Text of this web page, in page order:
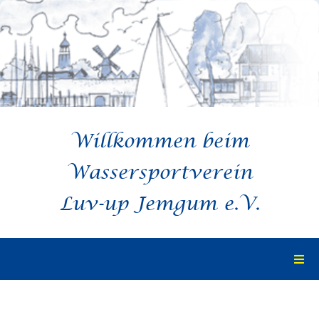
Inhalt
springen
Willkommen beim
Wassersportverein
Luv-up Jemgum e.V.